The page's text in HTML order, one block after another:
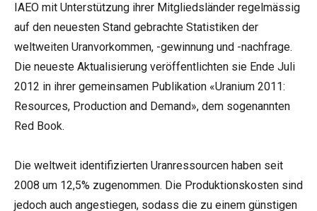
IAEO mit Unterstützung ihrer Mitgliedsländer regelmässig
auf den neuesten Stand gebrachte Statistiken der
weltweiten Uranvorkommen, -gewinnung und -nachfrage.
Die neueste Aktualisierung veröffentlichten sie Ende Juli
2012 in ihrer gemeinsamen Publikation «Uranium 2011:
Resources, Production and Demand», dem sogenannten
Red Book.
Die weltweit identifizierten Uranressourcen haben seit
2008 um 12,5% zugenommen. Die Produktionskosten sind
jedoch auch angestiegen, sodass die zu einem günstigen